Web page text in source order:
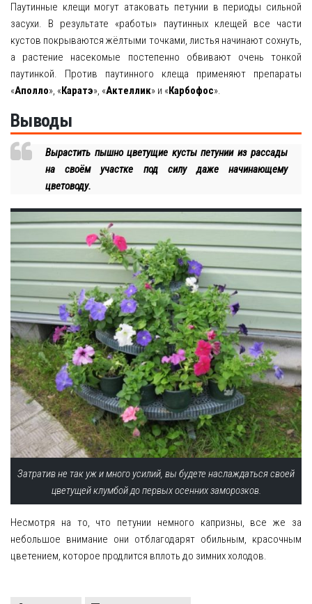
Паутинные клещи могут атаковать петунии в периоды сильной
засухи. В результате «работы» паутинных клещей все части
кустов покрываются жёлтыми точками, листья начинают сохнуть,
а растение насекомые постепенно обвивают очень тонкой
паутинкой. Против паутинного клеща применяют препараты
«Аполло», « Каратэ», «Актеллик» и « Карбофос».
Выводы
Вырастить пышно цветущие кусты петунии из рассады
на своём участке под силу даже начинающему
цветоводу.
Затратив не так уж и много усилий, вы будете наслаждаться своей
цветущей клумбой до первых осенних заморозков.
Несмотря на то, что петунии немного капризны, все же за
небольшое внимание они отблагодарят обильным, красочным
цветением, которое продлится вплоть до зимних холодов.